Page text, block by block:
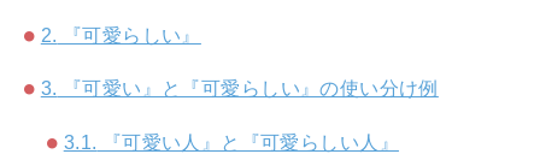
2. 『可愛らしい』
3. 『可愛い』と『可愛らしい』の使い分け例
3.1. 『可愛い人』と『可愛らしい人』